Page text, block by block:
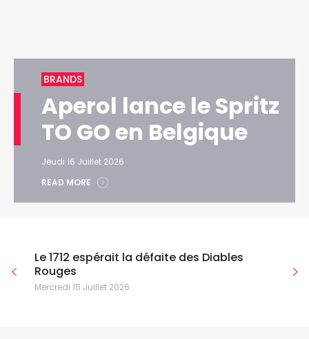
BRANDS
Aperol lance le Spritz
TO GO en Belgique
Jeudi 16 Juillet 2026
READ MORE
Le 1712 espérait la défaite des Diables
Rouges
Mercredi 15 Juillet 2026